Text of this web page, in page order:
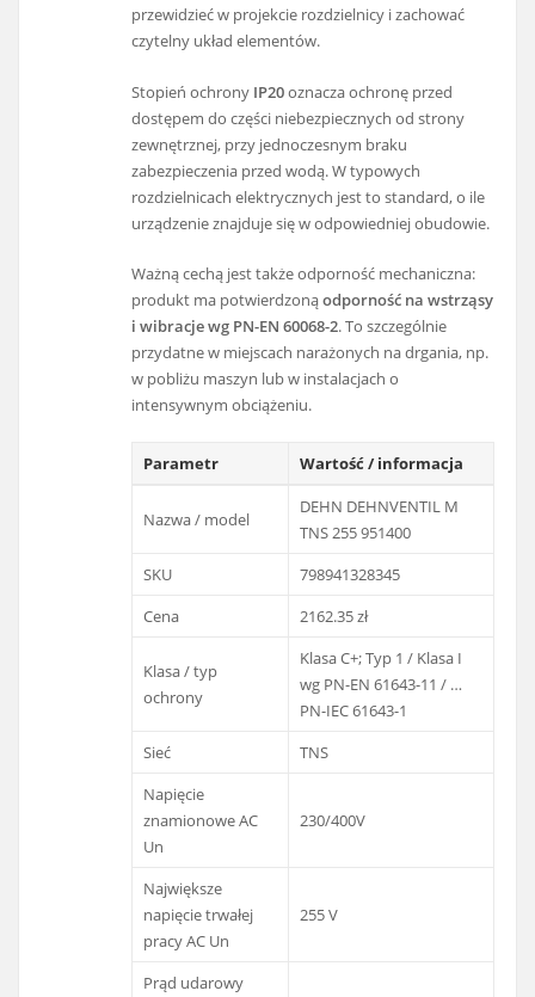
przewidzieć w projekcie rozdzielnicy i zachować
czytelny układ elementów.
Stopień ochrony IP20oznacza ochronę przed
dostępem do części niebezpiecznych od strony
zewnętrznej, przy jednoczesnym braku
zabezpieczenia przed wodą. W typowych
rozdzielnicach elektrycznych jest to standard, o ile
urządzenie znajduje się w odpowiedniej obudowie.
Ważną cechą jest także odporność mechaniczna:
produkt ma potwierdzonąodporność na wstrząsy
i wibracje wg PN-EN 60068-2. To szczególnie
przydatne w miejscach narażonych na drgania, np.
w pobliżu maszyn lub w instalacjach o
intensywnym obciążeniu.
Parametr Wartość / informacja
Nazwa / model
DEHN DEHNVENTIL M
TNS 255 951400
SKU
798941328345
Cena
2162.35 zł
Klasa / typ
ochrony
Klasa C+; Typ 1 / Klasa I
wg PN-EN 61643-11 / …
PN-IEC 61643-1
Sieć
TNS
Napięcie
znamionowe AC
Un
230/400V
Największe
napięcie trwałej
pracy AC Un
255 V
Prąd udarowy